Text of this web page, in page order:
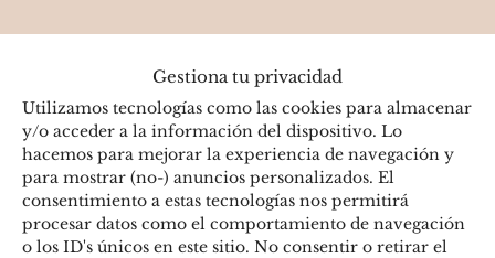
Gestiona tu privacidad
Utilizamos tecnologías como las cookies para almacenar
y/o acceder a la información del dispositivo. Lo
hacemos para mejorar la experiencia de navegación y
para mostrar (no-) anuncios personalizados. El
consentimiento a estas tecnologías nos permitirá
procesar datos como el comportamiento de navegación
o los ID's únicos en este sitio. No consentir o retirar el
Especialistas en Mastectomía trans
en Madrid
En muchas ocasiones se asocia la lipoescultura